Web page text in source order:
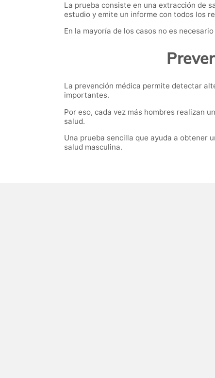
La prueba consiste en una extracción de
estudio y emite un informe con todos los
En la mayoría de los casos no es
La prevención médica permite detectar
importantes.
Por eso, cada vez más hombres realizan
salud.
Una prueba sencilla que ayuda a obtener
salud masculina.